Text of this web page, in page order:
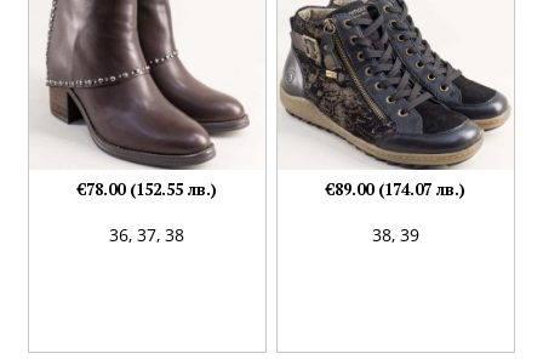
36,37,38
€78.00 (152.55 лв.)
38, 39
€89.00 (174.07 лв.)